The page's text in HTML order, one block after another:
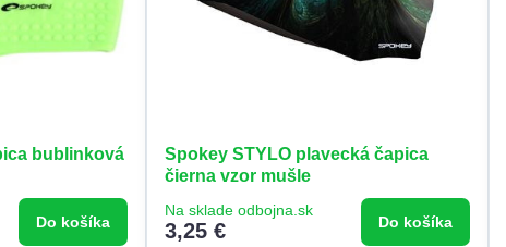
bublinková
Do košíka
Spokey STYLO plavecká čapica
čierna vzor mušle
Na sklade odbojna.sk
3,25 € Do košíka